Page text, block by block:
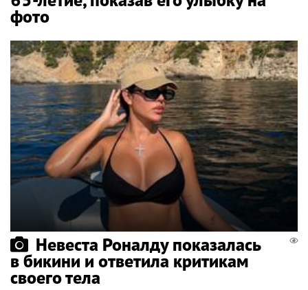
фото
Невеста Роналду показалась
в бикини и ответила критикам
своего тела